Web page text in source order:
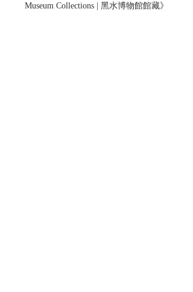
Museum Collections | 黑水博物館館藏》